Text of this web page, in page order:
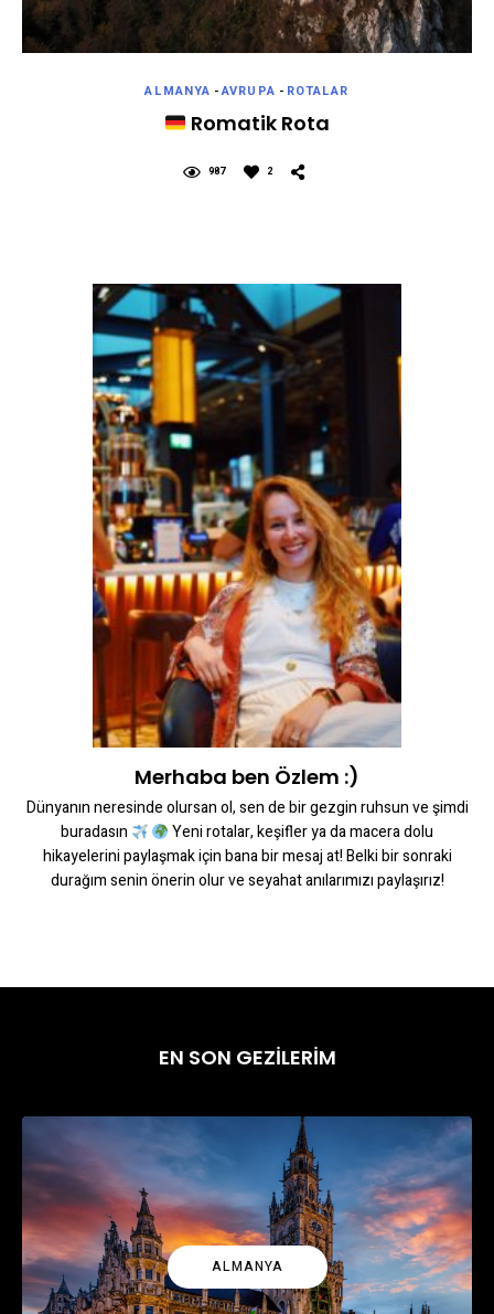
ALMANYA -AVRUPA - ROTALAR
Romatik Rota
987 2
Merhaba ben Özlem :)
Dünyanın neresinde olursan ol, sen de bir gezgin ruhsun ve şimdi
buradasın
Yeni rotalar, keşifler ya da macera dolu
hikayelerini paylaşmak için bana bir mesaj at! Belki bir sonraki
durağım senin önerin olur ve seyahat anılarımızı paylaşırız!
EN SON GEZİLERİM
ALMANYA